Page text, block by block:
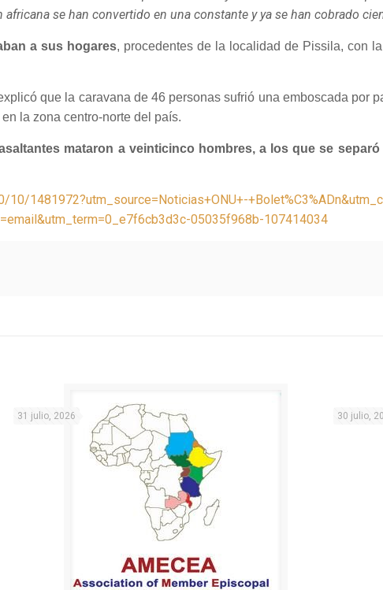
se han convertido en una constante y ya se han cobrado
a sus hogares, procedentes de la localidad de Pissila, con
que la caravana de 46 personas sufrió una emboscada por
la zona centro-norte del país.
mataron a veinticinco hombres, a los que se
1481972?utm_source=Noticias+ONU+-
05035f968b-107414034
31 julio, 2026 30 julio,